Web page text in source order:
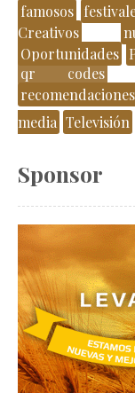
famosos
Creativos
Oportunidades
qr codes
recomendaciones
media Televisión
Sponsor